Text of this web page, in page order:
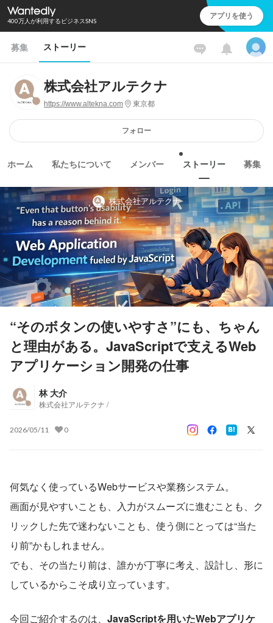
400万人が利用するビジネスSNS アプリを使う
募集 ストーリー
株式会社アルテクナ
https://www.altekna.com 東京都
フォロー
ホーム 私たちについて メンバー ストーリー 募集
株式会社アルテクナ
“そのボタンの使いやすさ”にも、ちゃん
と理由がある。JavaScriptで支えるWeb
アプリケーション開発の仕事
林 大介
株式会社アルテクナ /
2026/05/11 0
何気なく使っているWebサービスや業務システム。
画面が見やすいことも、入力がスムーズに進むことも、ク
リックした先で迷わないことも、使う側にとっては“当た
り前”かもしれません。
でも、その当たり前は、誰かが丁寧に考え、設計し、形に
しているからこそ成り立っています。
今回ご紹介するのは、 JavaScriptを用いたWebアプリケ